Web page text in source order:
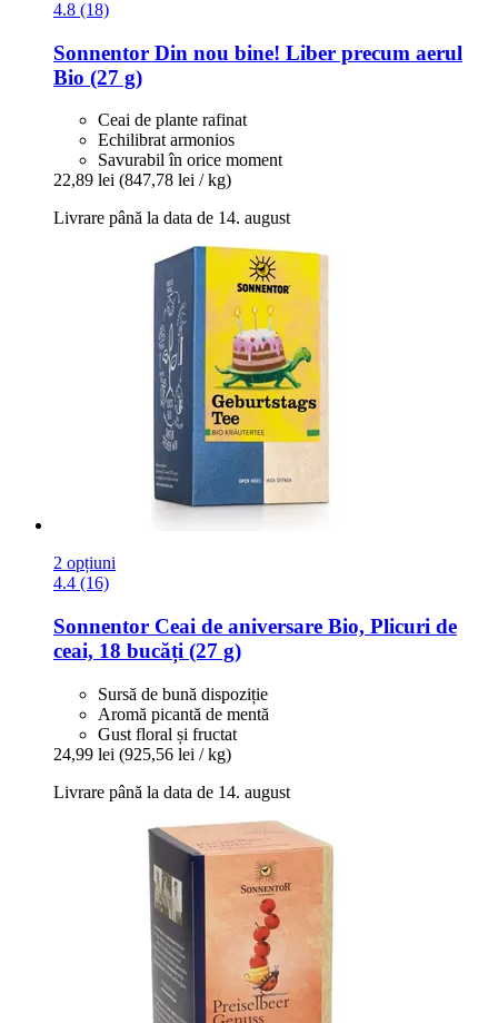
4.8 (18)
Sonnentor Din nou bine! Liber precum aerul
Bio (27 g)
Ceai de plante rafinat
Echilibrat armonios
Savurabil în orice moment
22,89 lei (847,78 lei / kg)
Livrare până la data de 14. august
2 opțiuni
4.4 (16)
Sonnentor Ceai de aniversare Bio, Plicuri de
ceai, 18 bucăți (27 g)
Sursă de bună dispoziție
Aromă picantă de mentă
Gust floral și fructat
24,99 lei (925,56 lei / kg)
Livrare până la data de 14. august